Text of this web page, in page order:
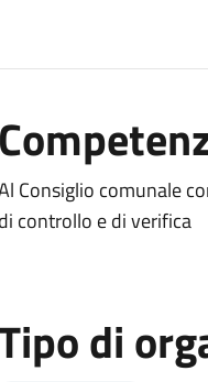
Consiglio comunale
di controllo e di verifica
di